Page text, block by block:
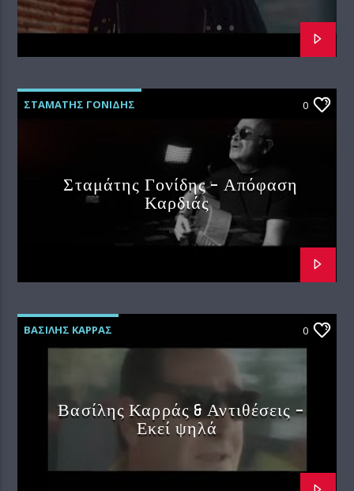
ΣΤΑΜΑΤΗΣ ΓΟΝΙΔΗΣ 0
Σταμάτης Γονίδης – Απόφαση
Καρδιάς
ΒΑΣΙΛΗΣ ΚΑΡΡΑΣ 0
Βασίλης Καρράς & Αντιθέσεις –
Εκεί ψηλά